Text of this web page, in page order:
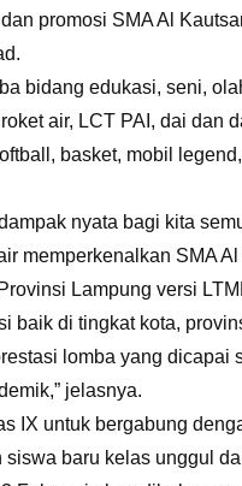
promosi SMA Al
bidang edukasi, seni,
air, LCT PAI, dai dan
basket, mobil
nyata bagi kita
memperkenalkan SMA
Lampung versi
baik di tingkat kota,
lomba yang dicapai
jelasnya.
IX untuk bergabung
baru kelas unggul